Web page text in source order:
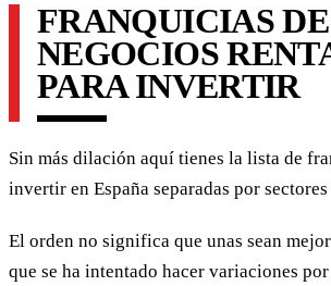
FRANQUICIAS DE
NEGOCIOS
PARA INVERTIR
Sin más dilación aquí tienes la lista de
invertir en España separadas por
El orden no significa que unas sean
que se ha intentado hacer variaciones por